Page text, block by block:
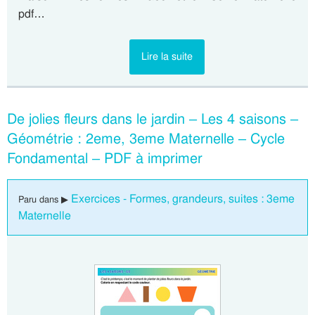
pdf…
Lire la suite
De jolies fleurs dans le jardin – Les 4 saisons –
Géométrie : 2eme, 3eme Maternelle – Cycle
Fondamental – PDF à imprimer
Paru dans ▶ Exercices - Formes, grandeurs, suites : 3eme
Maternelle